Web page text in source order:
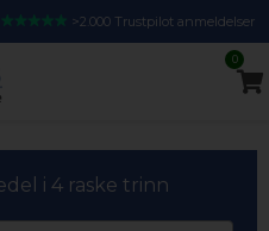
>2.000 Trustpilot anmeldelser
0
i 4 raske trinn